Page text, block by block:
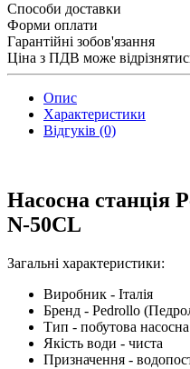
Способи доставки
Форми оплати
Гарантійні зобов'язання
Ціна з ПДВ може
Опис
Характеристики
Відгуків (0)
Насосна станція
N-50CL
Загальні характеристики:
Виробник - Італія
Бренд - Pedrollo
Тип - побутова насосна
Якість води - чиста
Призначення -